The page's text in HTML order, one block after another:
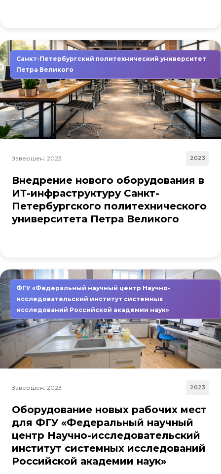
Санкт-Петербургский политехнический университет
Петра Великого
Завершен: 2023 2023
Внедрение нового оборудования в
ИТ-инфраструктуру Санкт-
Петербургского политехнического
университета Петра Великого
ФГУ «Федеральный научный центр Научно-
исследовательский институт системных
исследований Российской академии наук»
Завершен: 2023 2023
Оборудование новых рабочих мест
для ФГУ «Федеральный научный
центр Научно-исследовательский
институт системных исследований
Российской академии наук»